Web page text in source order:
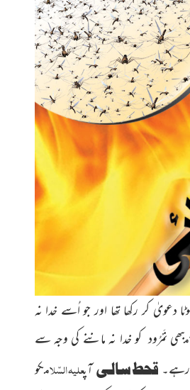
کر رکھا تھا اور جو اُسے خدا نہ
بھی نَمْرُود کو خدا نہ ماننے کی وجہ سے
رہے۔ قحط سالی آپعلیہ السّلامکو